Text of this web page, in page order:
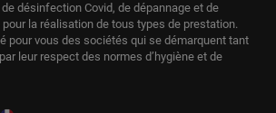
désinfection Covid, de dépannage et de
la réalisation de tous types de prestation.
pour vous des sociétés qui se démarquent tant
leur respect des normes d’hygiène et de